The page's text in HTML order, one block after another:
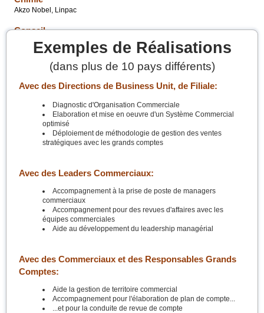
Akzo Nobel, Linpac
Conseil
BPI, Hewitt, Mercer, PriceWaterhouseCoopers
Exemples de Réalisations
(dans plus de 10 pays différents)
Avec des Directions de Business Unit, de Filiale:
Diagnostic d'Organisation Commerciale
Elaboration et mise en oeuvre d'un Système Commercial
optimisé
Déploiement de méthodologie de gestion des ventes
stratégiques avec les grands comptes
Avec des Leaders Commerciaux:
Accompagnement à la prise de poste de managers
commerciaux
Accompagnement pour des revues d'affaires avec les
équipes commerciales
Aide au développement du leadership managérial
Avec des Commerciaux et des Responsables Grands
Comptes:
Aide la gestion de territoire commercial
Accompagnement pour l'élaboration de plan de compte...
...et pour la conduite de revue de compte